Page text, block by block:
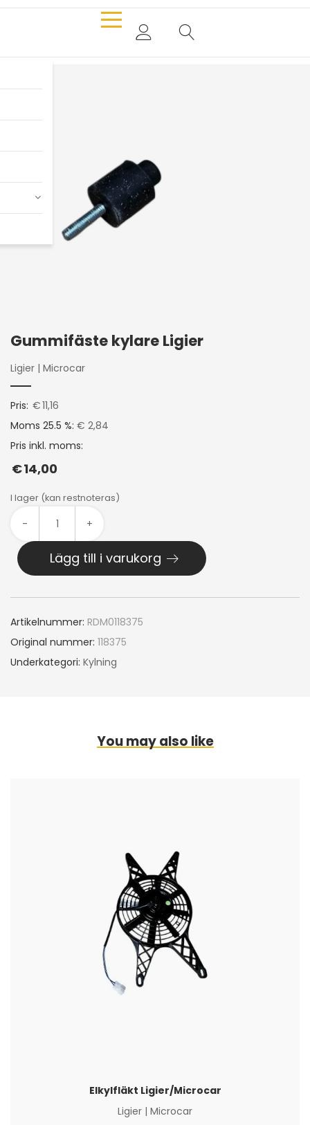
Gummifäste kylare Ligier
Ligier | Microcar
Pris: €11,16
Moms 25.5 %: € 2,84
Pris inkl. moms:
€14,00
I lager (kan restnoteras)
- +
Lägg till i varukorg
Artikelnummer: RDM0118375
Original nummer: 118375
Underkategori: Kylning
You may also like
Elkylfläkt Ligier/Microcar
Ligier | Microcar